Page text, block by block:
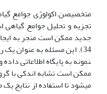
متخصیصن اکولوژی جوامع
نمونه به پایگاه اطلاعاتی
می‍شود تا استفاده از نتایج